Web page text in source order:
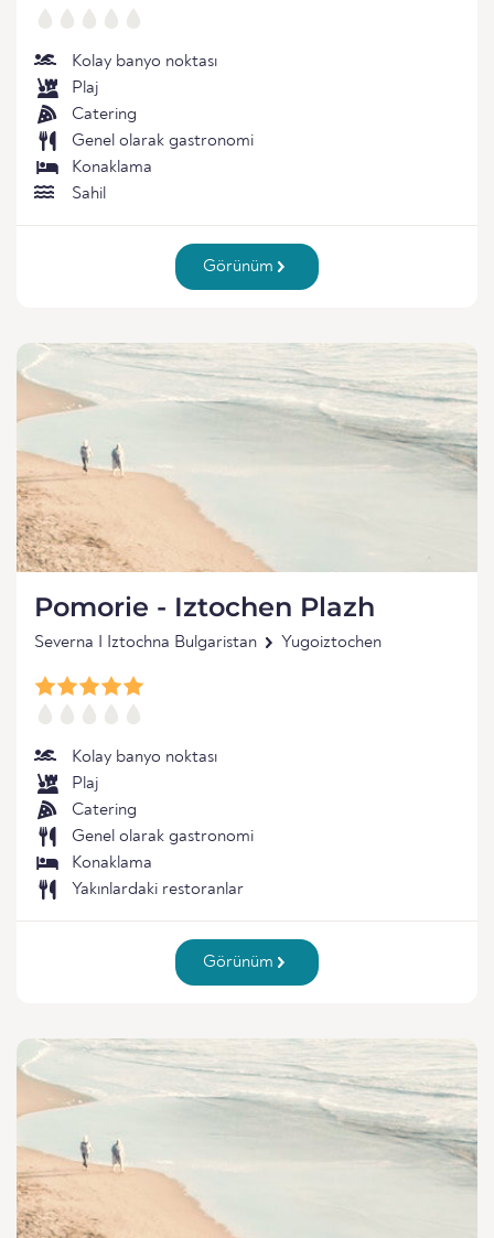
Kolay banyo noktası
Plaj
Catering
Genel olarak gastronomi
Konaklama
Sahil
Görünüm
Pomorie - Iztochen Plazh
Severna I Iztochna Bulgaristan Yugoiztochen
Kolay banyo noktası
Plaj
Catering
Genel olarak gastronomi
Konaklama
Yakınlardaki restoranlar
Görünüm